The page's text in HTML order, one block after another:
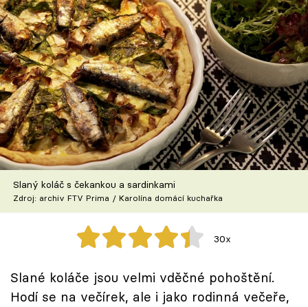
Témata
Recepty
Články
TV Program
Škola vaření
Recepty z TV
Speciál: Cuketa
Těhotnej kuchař
Sledujte prima+
Slaný koláč s čekankou a sardinkami
Zdroj: archiv FTV Prima / Karolína domácí kuchařka
30x
Slané koláče jsou velmi vděčné pohoštění.
Hodí se na večírek, ale i jako rodinná večeře,